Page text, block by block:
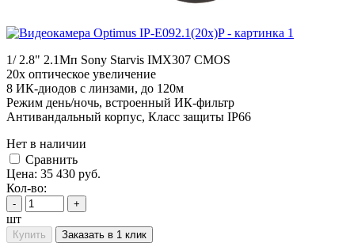
1/ 2.8" 2.1Мп Sony Starvis IMX307 CMOS
20x оптическое увеличение
8 ИК-диодов с линзами, до 120м
Режим день/ночь, встроенный ИК-фильтр
Антивандальный корпус, Класс защиты IР66
Нет в наличии
Cравнить
Цена: 35 430 руб.
Кол-во:
- +
шт
Купить Заказать в 1 клик